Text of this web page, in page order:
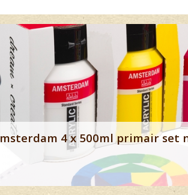
Banner row 2
Amsterdam 4 x 500ml primair set